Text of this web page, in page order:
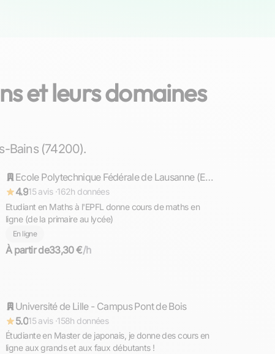
et leurs domaines
Bains (74200).
Répond rapidement
Timothée
Ecole Polytechnique Fédérale de Lausanne (EPFL)
4.915 avis ·162h données
Etudiant en Maths à l'EPFL donne cours de maths en
ligne (de la primaire au lycée)
En ligne
À partir de33,30 €/h
Répond rapidement
Université de Lille - Campus Pont de Bois
5.015 avis ·158h données
Étudiante en Master de japonais, je donne des cours en
ligne aux grands et aux faux débutants !